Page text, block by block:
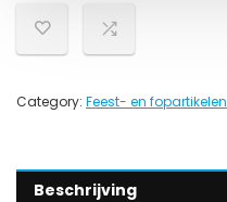
Category: Feest- en fopartikelen
Beschrijving